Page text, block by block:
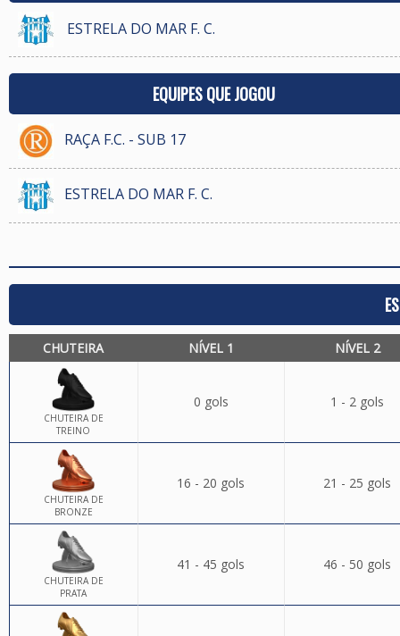
ESTRELA DO MAR F. C.
EQUIPES QUE JOGOU
RAÇA F.C. - SUB 17
ESTRELA DO MAR F. C.
CHUTEIRA NÍVEL 1 NÍVEL 2
CHUTEIRA DE
TREINO
0 gols 1 - 2 gols
CHUTEIRA DE
BRONZE
16 - 20 gols 21 - 25 gols
CHUTEIRA DE
PRATA
41 - 45 gols 46 - 50 gols